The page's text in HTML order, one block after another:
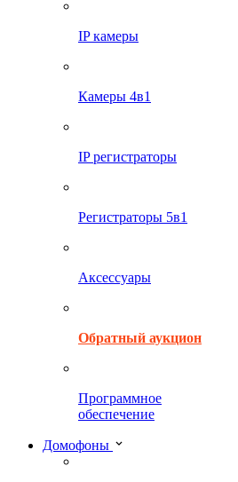
IP камеры
Камеры 4в1
IP регистраторы
Регистраторы 5в1
Аксессуары
Обратный аукцион
Программное
обеспечение
Домофоны